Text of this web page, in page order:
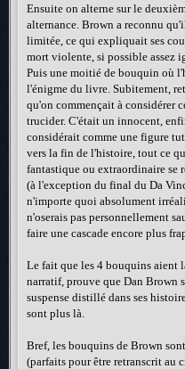
Ensuite on alterne sur le
alternance. Brown a reconnu
limitée, ce qui expliquait ses
mort violente, si possible assez
Puis une moitié de bouquin où
l'énigme du livre. Subitement,
qu'on commençait à considérer
trucider. C'était un innocent,
considérait comme une figure
vers la fin de l'histoire, tout ce
fantastique ou extraordinaire se
(à l'exception du final du Da
n'importe quoi absolument
n'oserais pas personnellement
faire une cascade encore plus
Le fait que les 4 bouquins aient
narratif, prouve que Dan Brown
suspense distillé dans ses
sont plus là.
Bref, les bouquins de Brown
(parfaits pour être retranscrit au